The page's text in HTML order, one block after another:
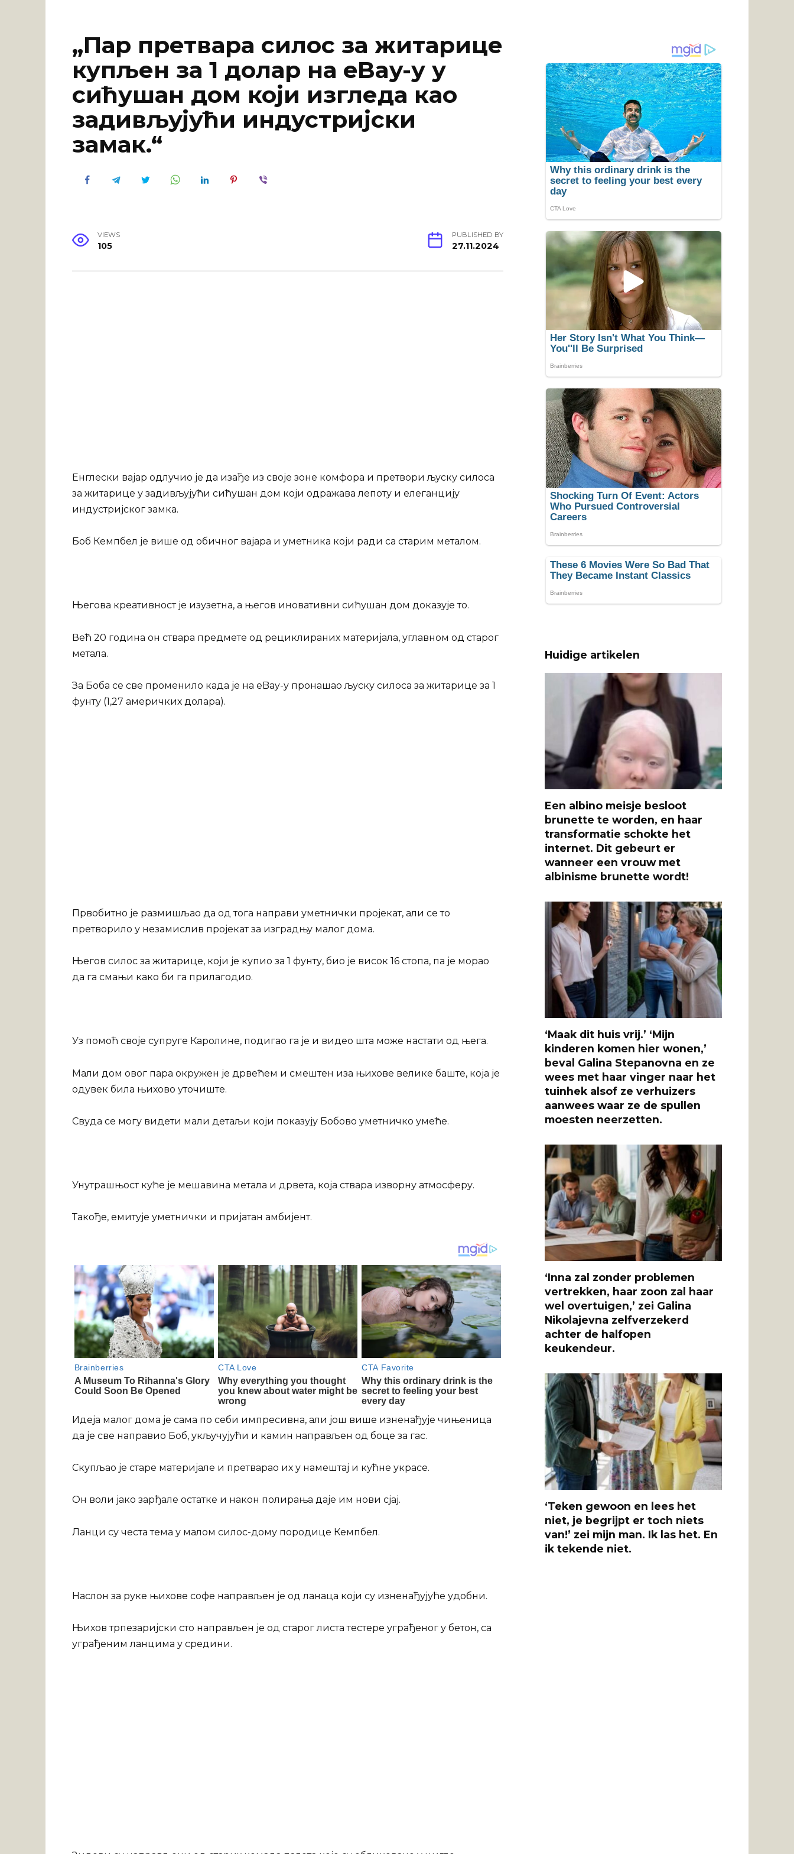
„Пар претвара силос за житарице
купљен за 1 долар на eBay-у у
сићушан дом који изгледа као
задивљујући индустријски
замак.“
VIEWS
105
PUBLISHED BY
27.11.2024
Енглески вајар одлучио је да изађе из своје зоне комфора и претвори љуску силоса
за житарице у задивљујући сићушан дом који одражава лепоту и елеганцију
индустријског замка.
Боб Кемпбел је више од обичног вајара и уметника који ради са старим металом.
Његова креативност је изузетна, а његов иновативни сићушан дом доказује то.
Већ 20 година он ствара предмете од рециклираних материјала, углавном од старог
метала.
За Боба се све променило када је на eBay-у пронашао љуску силоса за житарице за 1
фунту (1,27 америчких долара).
Првобитно је размишљао да од тога направи уметнички пројекат, али се то
претворило у незамислив пројекат за изградњу малог дома.
Његов силос за житарице, који је купио за 1 фунту, био је висок 16 стопа, па је морао
да га смањи како би га прилагодио.
Уз помоћ своје супруге Каролине, подигао га је и видео шта може настати од њега.
Мали дом овог пара окружен је дрвећем и смештен иза њихове велике баште, која је
одувек била њихово уточиште.
Свуда се могу видети мали детаљи који показују Бобово уметничко умеће.
Унутрашњост куће је мешавина метала и дрвета, која ствара изворну атмосферу.
Такође, емитује уметнички и пријатан амбијент.
Идеја малог дома је сама по себи импресивна, али још више изненађује чињеница
да је све направио Боб, укључујући и камин направљен од боце за гас.
Скупљао је старе материјале и претварао их у намештај и кућне украсе.
Он воли јако зарђале остатке и након полирања даје им нови сјај.
Ланци су честа тема у малом силос-дому породице Кемпбел.
Наслон за руке њихове софе направљен је од ланаца који су изненађујуће удобни.
Њихов трпезаријски сто направљен је од старог листа тестере уграђеног у бетон, са
уграђеним ланцима у средини.
Huidige artikelen
Een albino meisje besloot
brunette te worden, en haar
transformatie schokte het
internet. Dit gebeurt er
wanneer een vrouw met
albinisme brunette wordt!
‘Maak dit huis vrij.’ ‘Mijn
kinderen komen hier wonen,’
beval Galina Stepanovna en ze
wees met haar vinger naar het
tuinhek alsof ze verhuizers
aanwees waar ze de spullen
moesten neerzetten.
‘Inna zal zonder problemen
vertrekken, haar zoon zal haar
wel overtuigen,’ zei Galina
Nikolajevna zelfverzekerd
achter de halfopen
keukendeur.
‘Teken gewoon en lees het
niet, je begrijpt er toch niets
van!’ zei mijn man. Ik las het. En
ik tekende niet.